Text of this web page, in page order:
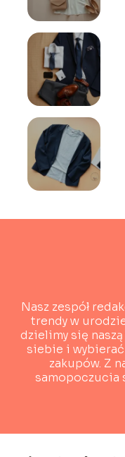
Nasz zespół
trendy w
dzielimy się
siebie i
zakupów. Z
samopoczucia